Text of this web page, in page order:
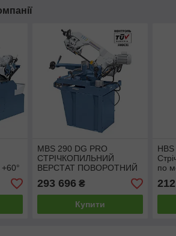
MBS 290 DG PRO
СТРІЧКОПИЛЬНИЙ
ВЕРСТАТ ПОВОРОТНИЙ
У ДВА БОКИ
293 696 ₴
Купити
по
в